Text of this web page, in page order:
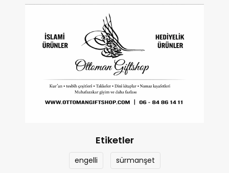
Etiketler
engelli sürmanşet